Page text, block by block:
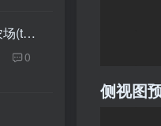
单区块控蜂蜜块农场(tuzi的)
0
侧视图